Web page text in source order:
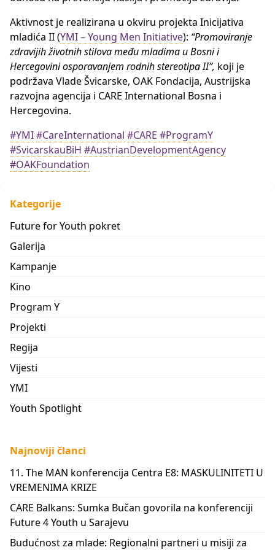
Aktivnost je realizirana u okviru projekta Inicijativa
mladića II (YMI – Young Men Initiative): “Promoviranje
zdravijih životnih stilova među mladima u Bosni i
Hercegovini osporavanjem rodnih stereotipa II”, koji je
podržava Vlade Švicarske, OAK Fondacija, Austrijska
razvojna agencija i CARE International Bosna i
Hercegovina.
#YMI#CareInternational #CARE #ProgramY
#SvicarskauBiH #AustrianDevelopmentAgency
#OAKFoundation
Kategorije
Future for Youth pokret
Galerija
Kampanje
Kino
Program Y
Projekti
Regija
Vijesti
YMI
Youth Spotlight
Najnoviji članci
11. The MAN konferencija Centra E8: MASKULINITETI U
VREMENIMA KRIZE
CARE Balkans: Sumka Bučan govorila na konferenciji
Future 4 Youth u Sarajevu
Budućnost za mlade: Regionalni partneri u misiji za